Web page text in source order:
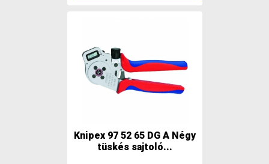
Knipex 97 52 65 DG A Négy
tüskés sajtoló...